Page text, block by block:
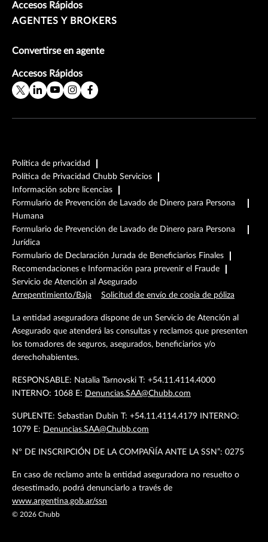
Accesos Rápidos
AGENTES Y BROKERS
Convertirse en agente
Accesos Rápidos
Política de privacidad
Política de Privacidad Chubb Servicios
Información sobre licencias
Formulario de Prevención de Lavado de Dinero para Persona
Humana
Formulario de Prevención de Lavado de Dinero para Persona
Jurídica
Formulario de Declaración Jurada de Beneficiarios Finales
Recomendaciones e Información para prevenir el Fraude
Servicio de Atención al Asegurado
Arrepentimiento/Baja
Solicitud de envío de copia de póliza
La entidad aseguradora dispone de un Servicio de Atención al
Asegurado que atenderá las consultas y reclamos que presenten
los tomadores de seguros, asegurados, beneficiarios y/o
derechohabientes.
RESPONSABLE: Natalia Tarnovski T: +54.11.4114.4000
INTERNO: 1068 E: Denuncias.SAA@Chubb.com
SUPLENTE: Sebastian Dubin T: +54.11.4114.4179 INTERNO:
1079 E: Denuncias.SAA@Chubb.com
Nº DE INSCRIPCIÓN DE LA COMPAÑÍA ANTE LA SSN”: 0275
En caso de reclamo ante la entidad aseguradora no resuelto o
desestimado, podrá denunciarlo a través de
www.argentina.gob.ar/ssn
© 2026 Chubb